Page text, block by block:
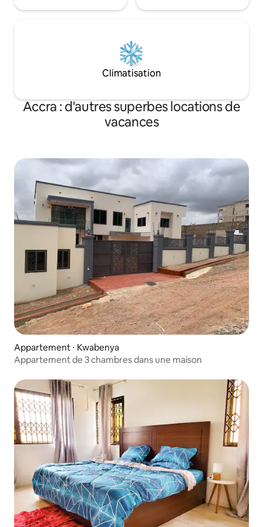
Climatisation
Accra : d'autres superbes locations de
vacances
Appartement ⋅ Kwabenya
Appartement de 3 chambres dans une maison